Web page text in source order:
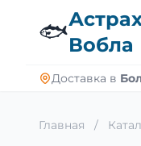
🐟Вобла
Доставка в
Главная /